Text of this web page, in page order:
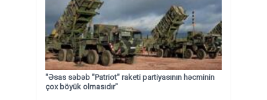
"Əsas səbəb "Patriot" raketi partiyasının həcminin
çox böyük olmasıdır"